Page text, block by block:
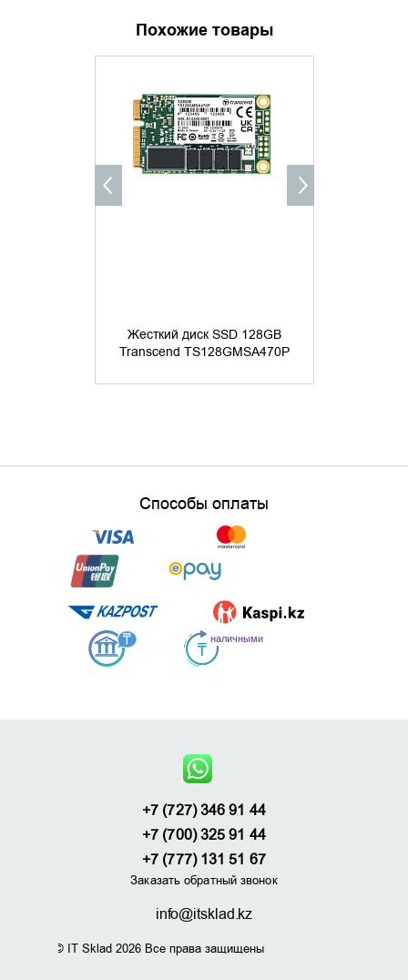
Похожие товары
Жесткий диск SSD 128GB
Transcend TS128GMSA470P
УТОЧНИТЬ НАЛИЧИЕ
Способы оплаты
+7 (727) 346 91 44
+7 (700) 325 91 44
+7 (777) 131 51 67
Заказать обратный звонок
info@itsklad.kz
© IT Sklad 2026 Все права защищены